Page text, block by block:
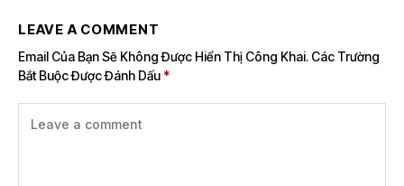
LEAVE A COMMENT
Email Của Bạn Sẽ Không Được Hiển Thị Công Khai. Các Trường
Bắt Buộc Được Đánh Dấu *